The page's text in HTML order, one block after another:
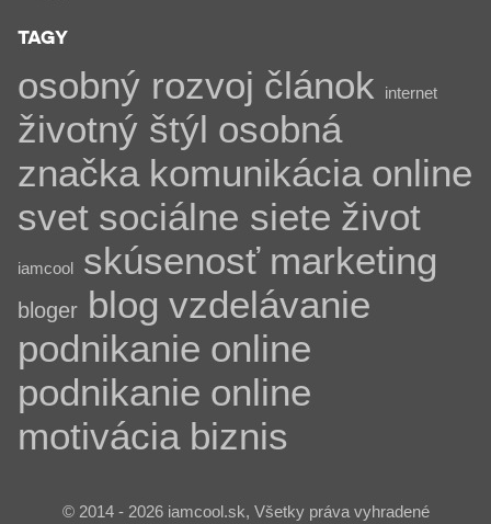
TAGY
osobný rozvoj článok internet
životný štýl osobná
značka komunikácia online
svet sociálne siete život
iamcool skúsenosť marketing
bloger blog vzdelávanie
podnikanie online
podnikanie online
motivácia biznis
© 2014 - 2026 iamcool.sk, Všetky práva vyhradené